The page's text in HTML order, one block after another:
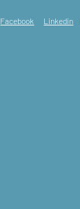
Facebook Linkedin